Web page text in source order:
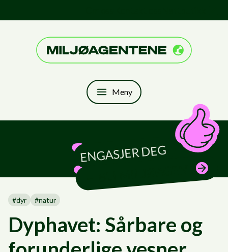
Til forsiden
Meny
ENGASJER DEG
— BLI MILJØAGENT
#dyr #natur
Dyphavet: Sårbare og